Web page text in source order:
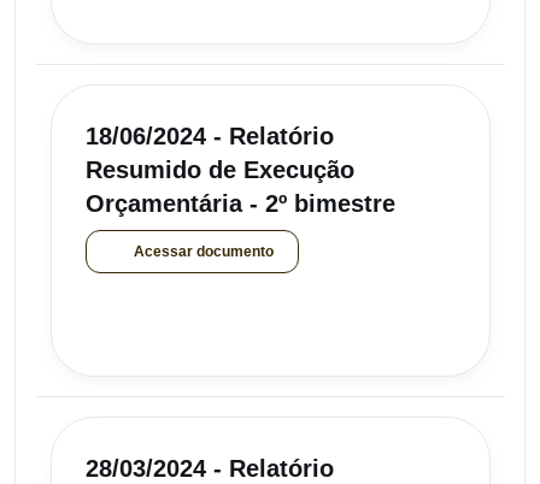
18/06/2024 - Relatório
Resumido de Execução
Orçamentária - 2º bimestre
Acessar documento
28/03/2024 - Relatório